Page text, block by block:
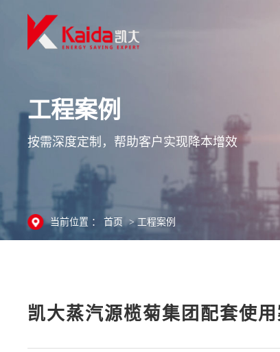
工程案例
按需深度定制，帮助客户实现降本增效
当前位置 ：首页 >工程案例
凯大蒸汽源榄菊集团配套使用